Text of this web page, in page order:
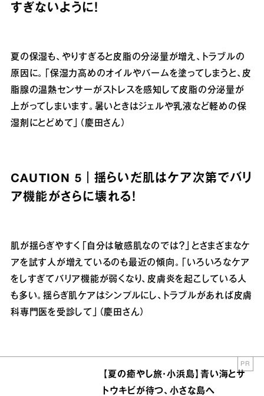
すぎないように！
夏の保湿も、やりすぎると皮脂の分泌量が増え、トラブルの
原因に。「保湿力高めのオイルやバームを塗ってしまうと、皮
脂腺の温熱センサーがストレスを感知して皮脂の分泌量が
上がってしまいます。暑いときはジェルや乳液など軽めの保
湿剤にとどめて」（慶田さん）
CAUTION 5｜揺らいだ肌はケア次第でバリ
ア機能がさらに壊れる！
肌が揺らぎやすく「自分は敏感肌なのでは？」とさまざまなケ
アを試す人が増えているのも最近の傾向。「いろいろなケア
をしすぎてバリア機能が弱くなり、皮膚炎を起こしている人
も多い。揺らぎ肌ケアはシンプルにし、トラブルがあれば皮膚
科専門医を受診して」（慶田さん）
【夏の癒やし旅・小浜島】青い海とサ
トウキビが待つ、小さな島へ
PR